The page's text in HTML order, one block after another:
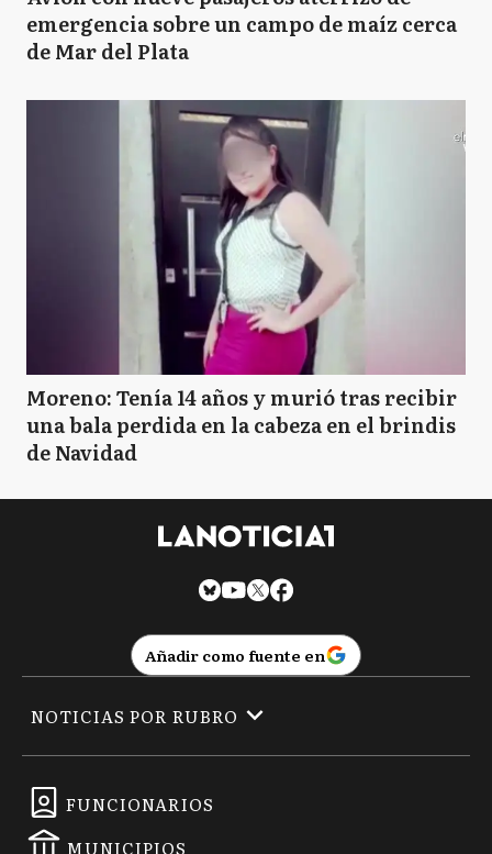
emergencia sobre un campo de maíz cerca
de Mar del Plata
Moreno: Tenía 14 años y murió tras recibir
una bala perdida en la cabeza en el brindis
de Navidad
Añadir como fuente en
FUNCIONARIOS
MUNICIPIOS
NOTICIAS POR RUBRO